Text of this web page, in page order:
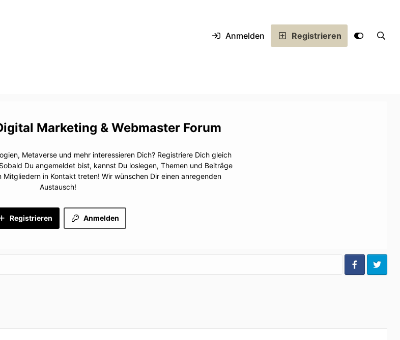
Anmelden Registrieren
Marketing & Webmaster Forum
Metaverse und mehr interessieren Dich? Registriere Dich gleich
Du angemeldet bist, kannst Du loslegen, Themen und Beiträge
in Kontakt treten! Wir wünschen Dir einen anregenden
Austausch!
Anmelden
Registrieren